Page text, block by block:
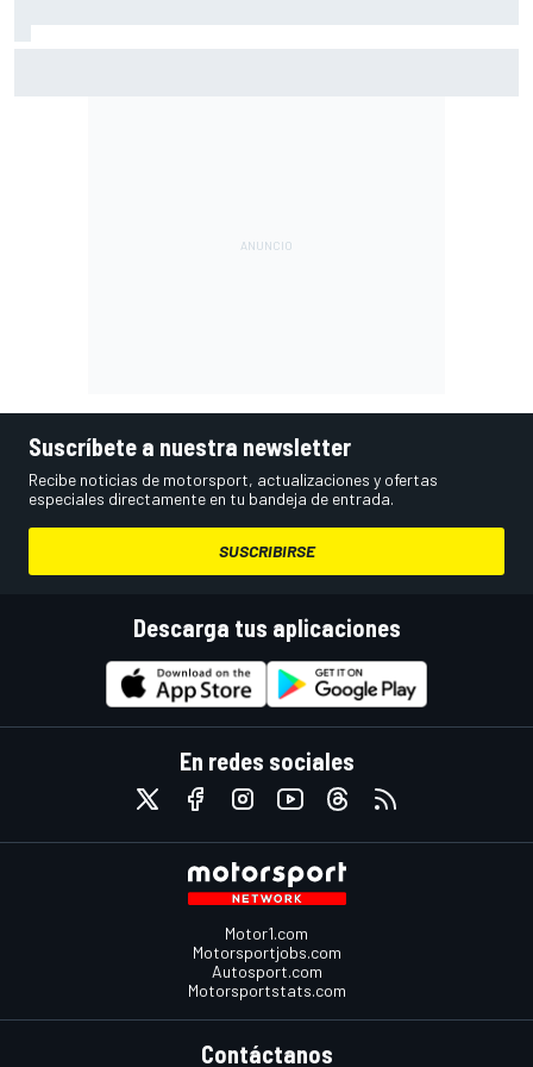
Suscríbete a nuestra newsletter
Recibe noticias de motorsport, actualizaciones y ofertas
especiales directamente en tu bandeja de entrada.
SUSCRIBIRSE
Descarga tus aplicaciones
En redes sociales
Motor1.com
Motorsportjobs.com
Autosport.com
Motorsportstats.com
Contáctanos